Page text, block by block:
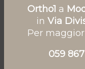
Ortho1 a
in Via
Per
059